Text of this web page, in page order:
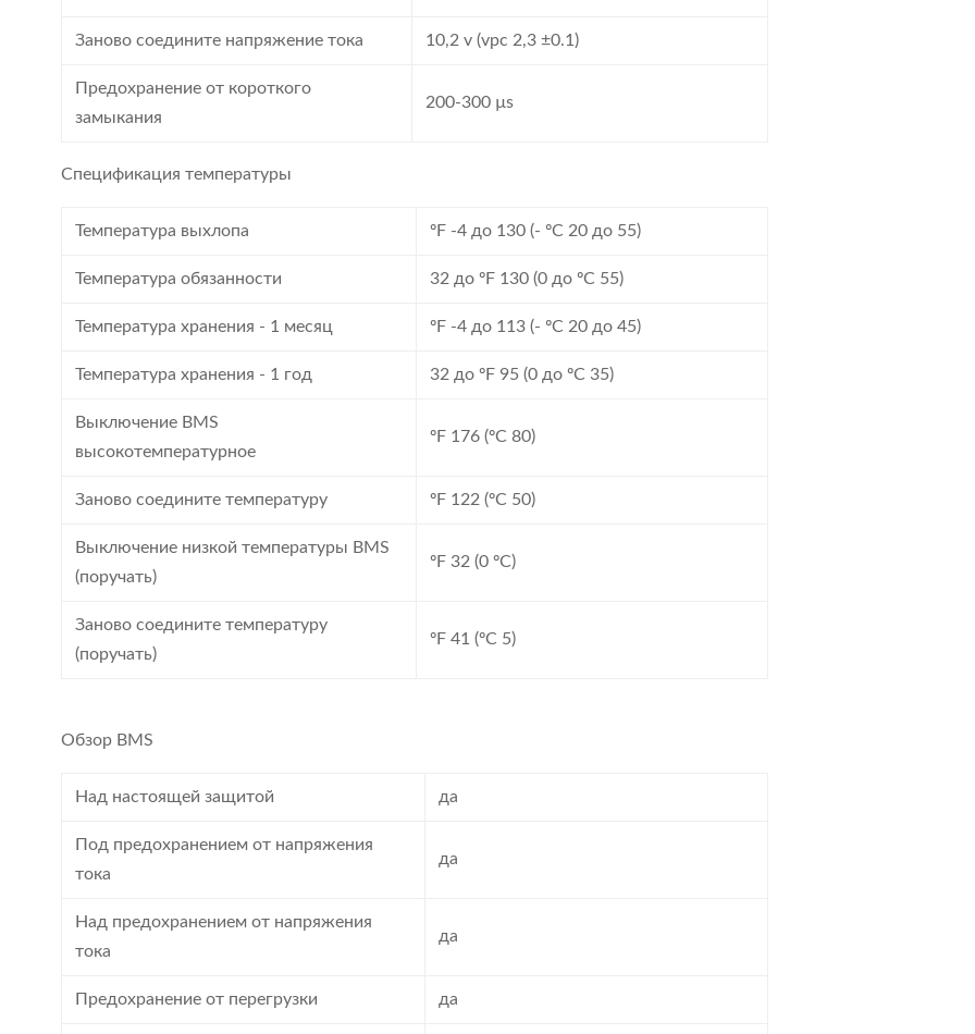
Заново соедините напряжение тока 10,2 v (vpc 2,3 ±0.1)
Предохранение от короткого
замыкания
200-300 µs
Спецификация температуры
Температура выхлопа ºF -4 до 130 (- ºC 20 до 55)
Температура обязанности 32 до ºF 130 (0 до ºC 55)
Температура хранения - 1 месяц ºF -4 до 113 (- ºC 20 до 45)
Температура хранения - 1 год 32 до ºF 95 (0 до ºC 35)
Выключение BMS
высокотемпературное
ºF 176 (ºC 80)
Заново соедините температуру ºF 122 (ºC 50)
Выключение низкой температуры BMS
(поручать)
ºF 32 (0 ºC)
Заново соедините температуру
(поручать)
ºF 41 (ºC 5)
Обзор BMS
Над настоящей защитой да
Под предохранением от напряжения
тока
да
Над предохранением от напряжения
тока
да
Предохранение от перегрузки да